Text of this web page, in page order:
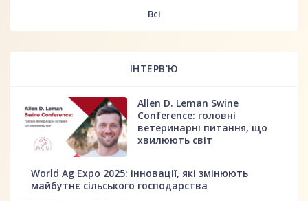
Всі
ІНТЕРВ'Ю
Allen D. Leman Swine
Conference: головні
ветеринарні питання, що
хвилюють світ
World Ag Expo 2025: інновації, які змінюють
майбутнє сільського господарства